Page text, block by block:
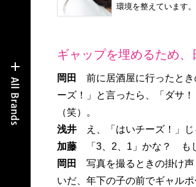
環境を整えています。
ギャップを埋めるため
岡田 前に居酒屋に行ったと
ーズ！」と言ったら、「ダサ
（笑）。
浅井
え、「はいチーズ！」
加藤
「3、2、1」かな？ も
岡田 写真を撮るときの掛け
いだ、年下の子の前でギャル